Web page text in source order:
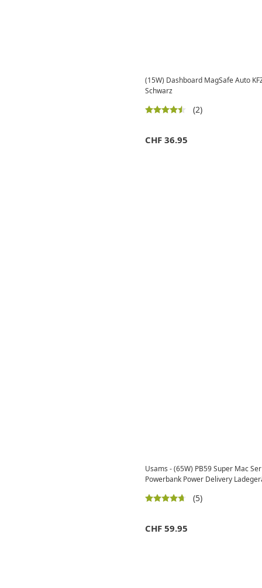
(15W) Dashboard MagSafe Auto
Schwarz
(2)
CHF 36.95
Usams - (65W) PB59 Super Mac
Powerbank Power Delivery
(5)
CHF 59.95